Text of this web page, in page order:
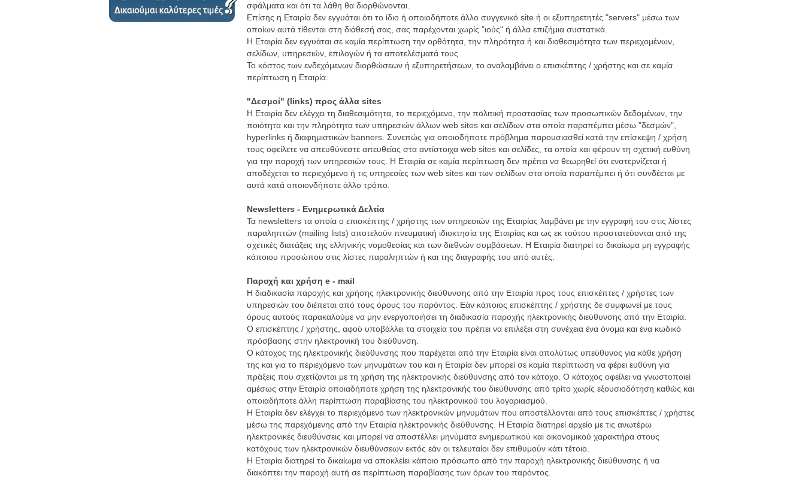
σφάλματα και ότι τα λάθη θα διορθώνονται.
Επίσης η Εταιρία δεν εγγυάται ότι το ίδιο ή οποιοδήποτε άλλο συγγενικό site ή οι εξυπηρετητές "servers" μέσω των
οποίων αυτά τίθενται στη διάθεσή σας, σας παρέχονται χωρίς "ιούς" ή άλλα επιζήμια συστατικά.
Η Εταιρία δεν εγγυάται σε καμία περίπτωση την ορθότητα, την πληρότητα ή και διαθεσιμότητα των περιεχομένων,
σελίδων, υπηρεσιών, επιλογών ή τα αποτελέσματά τους.
Το κόστος των ενδεχόμενων διορθώσεων ή εξυπηρετήσεων, το αναλαμβάνει ο επισκέπτης / χρήστης και σε καμία
περίπτωση η Εταιρία.
"Δεσμοί" (links) προς άλλα sites
Η Εταιρία δεν ελέγχει τη διαθεσιμότητα, το περιεχόμενο, την πολιτική προστασίας των προσωπικών δεδομένων, την
ποιότητα και την πληρότητα των υπηρεσιών άλλων web sites και σελίδων στα οποία παραπέμπει μέσω "δεσμών",
hyperlinks ή διαφημιστικών banners. Συνεπώς για οποιοδήποτε πρόβλημα παρουσιασθεί κατά την επίσκεψη / χρήση
τους οφείλετε να απευθύνεστε απευθείας στα αντίστοιχα web sites και σελίδες, τα οποία και φέρουν τη σχετική ευθύνη
για την παροχή των υπηρεσιών τους. Η Εταιρία σε καμία περίπτωση δεν πρέπει να θεωρηθεί ότι ενστερνίζεται ή
αποδέχεται το περιεχόμενο ή τις υπηρεσίες των web sites και των σελίδων στα οποία παραπέμπει ή ότι συνδέεται με
αυτά κατά οποιονδήποτε άλλο τρόπο.
Newsletters - Ενημερωτικά Δελτία
Τα newsletters τα οποία ο επισκέπτης / χρήστης των υπηρεσιών της Εταιρίας λαμβάνει με την εγγραφή του στις λίστες
παραληπτών (mailing lists) αποτελούν πνευματική ιδιοκτησία της Εταιρίας και ως εκ τούτου προστατεύονται από της
σχετικές διατάξεις της ελληνικής νομοθεσίας και των διεθνών συμβάσεων. Η Εταιρία διατηρεί το δικαίωμα μη εγγραφής
κάποιου προσώπου στις λίστες παραληπτών ή και της διαγραφής του από αυτές.
Παροχή και χρήση e - mail
Η διαδικασία παροχής και χρήσης ηλεκτρονικής διεύθυνσης από την Εταιρία προς τους επισκέπτες / χρήστες των
υπηρεσιών του διέπεται από τους όρους του παρόντος. Εάν κάποιος επισκέπτης / χρήστης δε συμφωνεί με τους
όρους αυτούς παρακαλούμε να μην ενεργοποιήσει τη διαδικασία παροχής ηλεκτρονικής διεύθυνσης από την Εταιρία.
Ο επισκέπτης / χρήστης, αφού υποβάλλει τα στοιχεία του πρέπει να επιλέξει στη συνέχεια ένα όνομα και ένα κωδικό
πρόσβασης στην ηλεκτρονική του διεύθυνση.
Ο κάτοχος της ηλεκτρονικής διεύθυνσης που παρέχεται από την Εταιρία είναι απολύτως υπεύθυνος για κάθε χρήση
της και για το περιεχόμενο των μηνυμάτων του και η Εταιρία δεν μπορεί σε καμία περίπτωση να φέρει ευθύνη για
πράξεις που σχετίζονται με τη χρήση της ηλεκτρονικής διεύθυνσης από τον κάτοχο. Ο κάτοχος οφείλει να γνωστοποιεί
αμέσως στην Εταιρία οποιαδήποτε χρήση της ηλεκτρονικής του διεύθυνσης από τρίτο χωρίς εξουσιοδότηση καθώς και
οποιαδήποτε άλλη περίπτωση παραβίασης του ηλεκτρονικού του λογαριασμού.
Η Εταιρία δεν ελέγχει το περιεχόμενο των ηλεκτρονικών μηνυμάτων που αποστέλλονται από τους επισκέπτες / χρήστες
μέσω της παρεχόμενης από την Εταιρία ηλεκτρονικής διεύθυνσης. Η Εταιρία διατηρεί αρχείο με τις ανωτέρω
ηλεκτρονικές διευθύνσεις και μπορεί να αποστέλλει μηνύματα ενημερωτικού και οικονομικού χαρακτήρα στους
κατόχους των ηλεκτρονικών διευθύνσεων εκτός εάν οι τελευταίοι δεν επιθυμούν κάτι τέτοιο.
Η Εταιρία διατηρεί το δικαίωμα να αποκλείει κάποιο πρόσωπο από την παροχή ηλεκτρονικής διεύθυνσης ή να
διακόπτει την παροχή αυτή σε περίπτωση παραβίασης των όρων του παρόντος.